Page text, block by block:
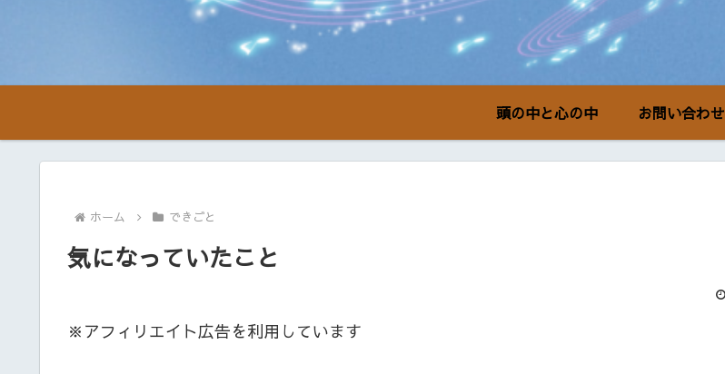
頭の中と心の中 お問い合わせ
ホーム できごと
気になっていたこと
※アフィリエイト広告を利用しています